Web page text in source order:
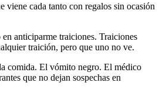
viene cada tanto con regalos sin ocasión
anticiparme traiciones. Traiciones
traición, pero que uno no ve.
comida. El vómito negro. El médico
que no dejan sospechas en